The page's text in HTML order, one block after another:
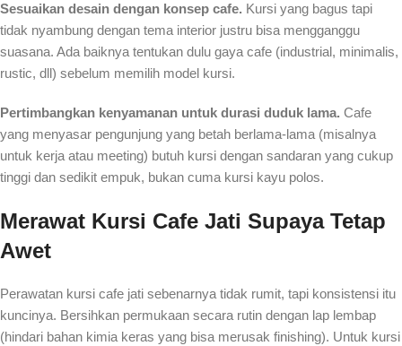
Sesuaikan desain dengan konsep cafe. Kursi yang bagus tapi
tidak nyambung dengan tema interior justru bisa mengganggu
suasana. Ada baiknya tentukan dulu gaya cafe (industrial, minimalis,
rustic, dll) sebelum memilih model kursi.
Pertimbangkan kenyamanan untuk durasi duduk lama. Cafe
yang menyasar pengunjung yang betah berlama-lama (misalnya
untuk kerja atau meeting) butuh kursi dengan sandaran yang cukup
tinggi dan sedikit empuk, bukan cuma kursi kayu polos.
Merawat Kursi Cafe Jati Supaya Tetap
Awet
Perawatan kursi cafe jati sebenarnya tidak rumit, tapi konsistensi itu
kuncinya. Bersihkan permukaan secara rutin dengan lap lembap
(hindari bahan kimia keras yang bisa merusak finishing). Untuk kursi